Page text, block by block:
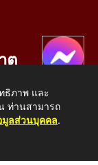
ตุ
414759
ธิภาพ และ
ท่านสามารถ
มูลส่วนบุคคล.